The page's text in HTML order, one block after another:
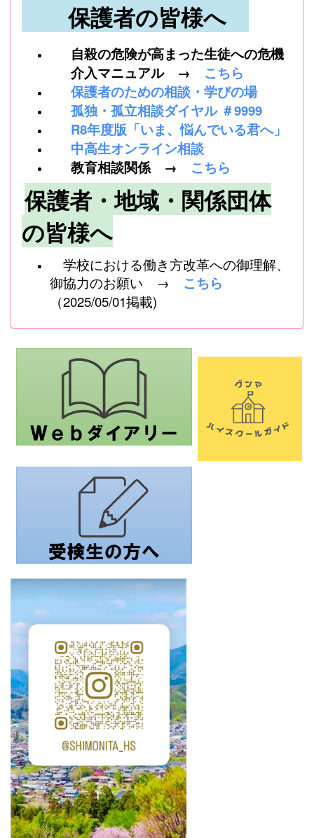
保護者の皆様へ
自殺の危険が高まった生徒への危機
介入マニュアル → こちら
保護者のための相談・学びの場
孤独・孤立相談ダイヤル ＃9999
R8年度版「いま、悩んでいる君へ」
中高生オンライン相談
教育相談関係 → こちら
保護者・地域・関係団体
の皆様へ
学校における働き方改革への御理解、
御協力のお願い → こちら
（2025/05/01掲載)